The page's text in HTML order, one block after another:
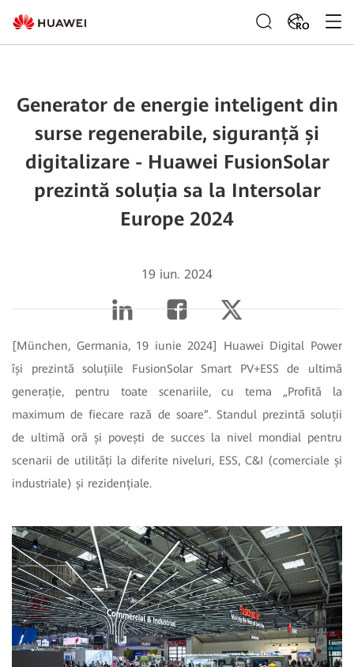
RO
Generator de energie inteligent din
surse regenerabile, siguranță și
digitalizare - Huawei FusionSolar
prezintă soluția sa la Intersolar
Europe 2024
19 iun. 2024
[München, Germania, 19 iunie 2024] Huawei Digital Power
își prezintă soluțiile FusionSolar Smart PV+ESS de ultimă
generație, pentru toate scenariile, cu tema „Profită la
maximum de fiecare rază de soare”. Standul prezintă soluții
de ultimă oră și povești de succes la nivel mondial pentru
scenarii de utilități la diferite niveluri, ESS, C&I (comerciale și
industriale) și rezidențiale.